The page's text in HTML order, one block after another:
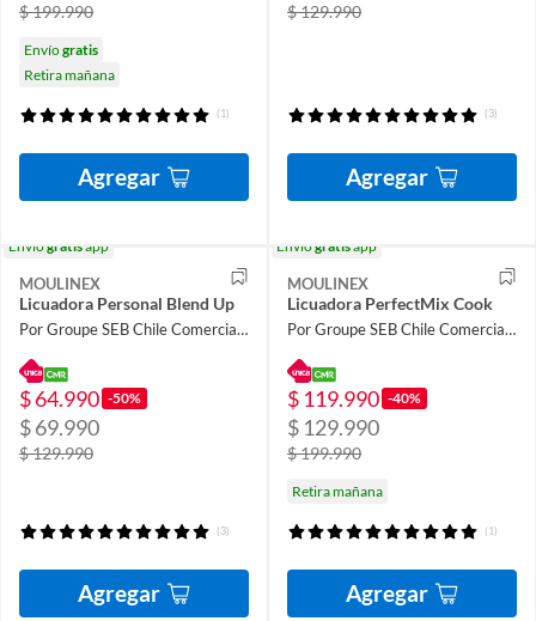
$ 199.990
Envíogratis
Retira mañana
(1)
Agregar
$ 129.990
(3)
Agregar
Envíogratisapp
MOULINEX
Licuadora Personal Blend Up
Por Groupe SEB Chile Comercial Limitada
$ 64.990 -50%
$ 69.990
$ 129.990
(3)
Agregar
Envíogratisapp
MOULINEX
Licuadora PerfectMix Cook
Por Groupe SEB Chile Comercial Limitada
$ 119.990 -40%
$ 129.990
$ 199.990
Retira mañana
(1)
Agregar